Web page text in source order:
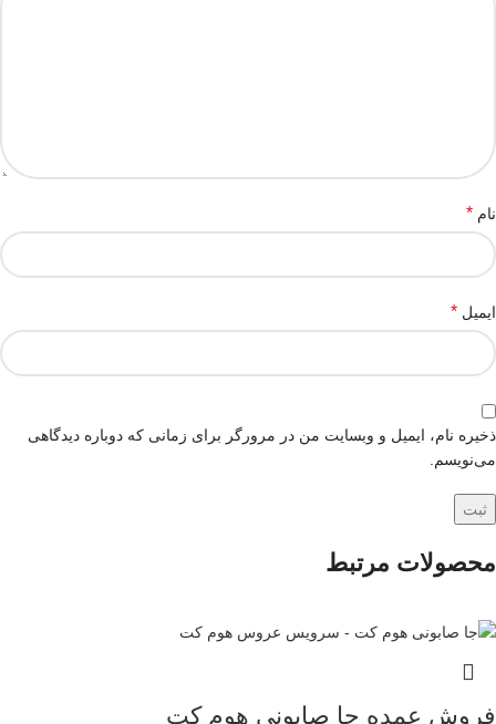
نام *
ایمیل *
ذخیره نام، ایمیل و وبسایت من در مرورگر برای زمانی که دوباره دیدگاهی
می‌نویسم.
محصولات مرتبط
فروش عمده جا صابونی هوم کت